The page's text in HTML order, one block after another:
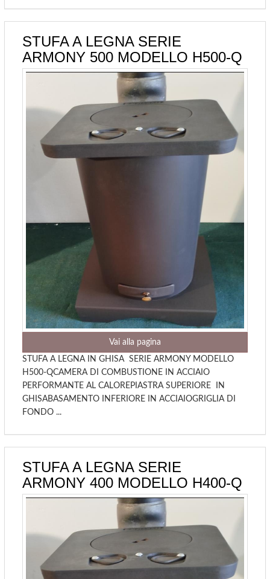
STUFA A LEGNA SERIE
ARMONY 500 MODELLO H500-Q
Vai alla pagina
STUFA A LEGNA IN GHISA SERIE ARMONY MODELLO
H500-QCAMERA DI COMBUSTIONE IN ACCIAIO
PERFORMANTE AL CALOREPIASTRA SUPERIORE IN
GHISABASAMENTO INFERIORE IN ACCIAIOGRIGLIA DI
FONDO ...
STUFA A LEGNA SERIE
ARMONY 400 MODELLO H400-Q